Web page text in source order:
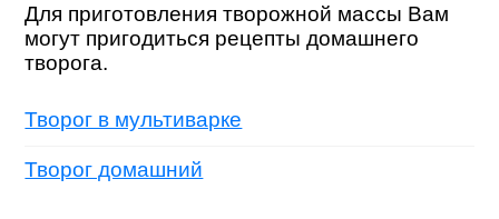
Для приготовления творожной массы Вам
могут пригодиться рецепты домашнего
творога.
Творог в мультиварке
Творог домашний